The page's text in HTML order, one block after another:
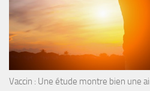
Vaccin : Une étude montre bien une